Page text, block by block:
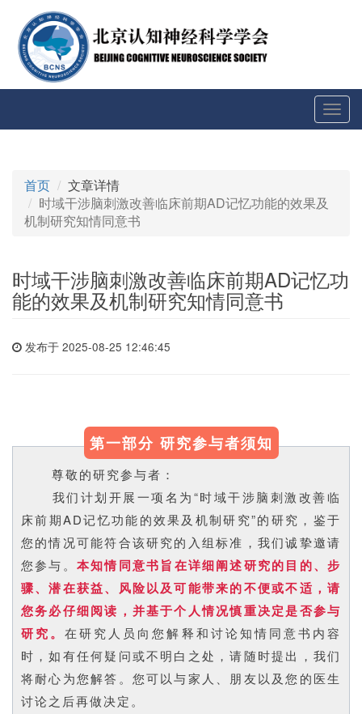
切
换
首页
文章详情
时域干涉脑刺激改善临床前期AD记忆功能的效果及
机制研究知情同意书
时域干涉脑刺激改善临床前期AD记忆功
能的效果及机制研究知情同意书
发布于 2025-08-25 12:46:45
第一部分 研究参与者须知
尊敬的研究参与者：
我们计划开展一项名为“时域干涉脑刺激改善临
床前期AD记忆功能的效果及机制研究”的研究，鉴于
您的情况可能符合该研究的入组标准，我们诚挚邀请
您参与。 本知情同意书旨在详细阐述研究的目的、步
骤、潜在获益、风险以及可能带来的不便或不适，请
您务必仔细阅读，并基于个人情况慎重决定是否参与
研究。在研究人员向您解释和讨论知情同意书内容
时，如有任何疑问或不明白之处，请随时提出，我们
将耐心为您解答。您可以与家人、朋友以及您的医生
讨论之后再做决定。